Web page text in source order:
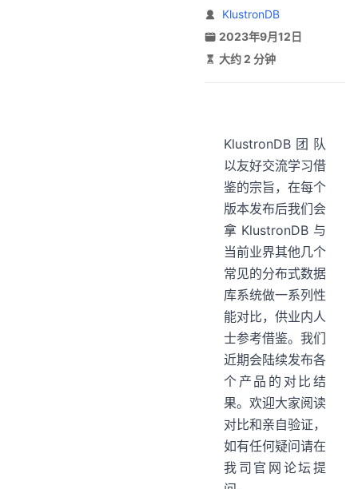
KlustronDB
2023年9月12日
大约 2 分钟
KlustronDB团队
以友好交流学习借
鉴的宗旨，在每个
版本发布后我们会
拿KlustronDB与
当前业界其他几个
常见的分布式数据
库系统做一系列性
能对比，供业内人
士参考借鉴。我们
近期会陆续发布各
个产品的对比结
果。欢迎大家阅读
对比和亲自验证，
如有任何疑问请在
我司官网论坛提